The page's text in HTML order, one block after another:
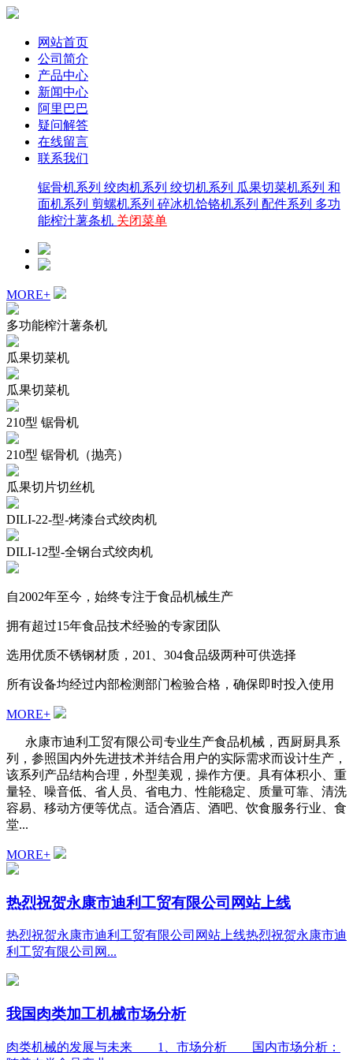
网站首页
公司简介
产品中心
新闻中心
阿里巴巴
疑问解答
在线留言
联系我们
锯骨机系列 绞肉机系列 绞切机系列 瓜果切菜机系列 和
面机系列 剪螺机系列 碎冰机饸铬机系列 配件系列 多功
能榨汁薯条机 关闭菜单
MORE+
多功能榨汁薯条机
瓜果切菜机
瓜果切菜机
210型 锯骨机
210型 锯骨机（抛亮）
瓜果切片切丝机
DILI-22-型-烤漆台式绞肉机
DILI-12型-全钢台式绞肉机
自2002年至今，始终专注于食品机械生产
拥有超过15年食品技术经验的专家团队
选用优质不锈钢材质，201、304食品级两种可供选择
所有设备均经过内部检测部门检验合格，确保即时投入使用
MORE+
永康市迪利工贸有限公司专业生产食品机械，西厨厨具系
列，参照国内外先进技术并结合用户的实际需求而设计生产，
该系列产品结构合理，外型美观，操作方便。具有体积小、重
量轻、噪音低、省人员、省电力、性能稳定、质量可靠、清洗
容易、移动方便等优点。适合酒店、酒吧、饮食服务行业、食
堂...
MORE+
热烈祝贺永康市迪利工贸有限公司网站上线
热烈祝贺永康市迪利工贸有限公司网站上线热烈祝贺永康市迪
利工贸有限公司网...
我国肉类加工机械市场分析
肉类机械的发展与未来 1、市场分析 国内市场分析：